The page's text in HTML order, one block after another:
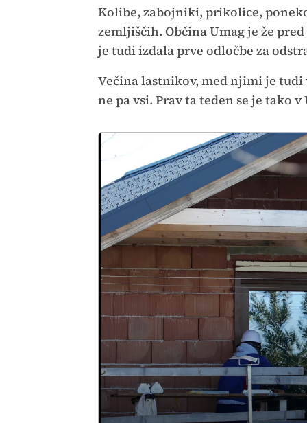
Kolibe, zabojniki, prikolice,
zemljiščih. Občina Umag je že
je tudi izdala prve odločbe za
Večina lastnikov, med njimi je tudi
ne pa vsi. Prav ta teden se je tako